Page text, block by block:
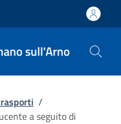
sull'Arno
/
a seguito di